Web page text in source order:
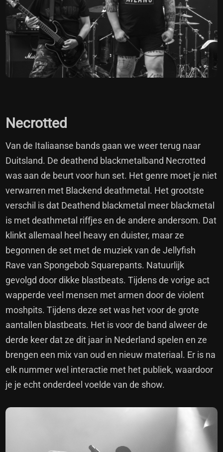
Necrotted
Van de Italiaanse bands gaan we weer terug naar
Duitsland. De deathend blackmetalband Necrotted
was aan de beurt voor hun set. Het genre moet je niet
verwarren met Blackend deathmetal. Het grootste
verschil is dat Deathend blackmetal meer blackmetal
is met deathmetal riffjes en de andere andersom. Dat
klinkt allemaal heel heavy en duister, maar ze
begonnen de set met de muziek van de Jellyfish
Rave van Spongebob Squarepants. Natuurlijk
gevolgd door dikke blastbeats. Tijdens de vorige act
wapperde veel mensen met armen door de violent
moshpits. Tijdens deze set was het voor de grote
aantallen blastbeats. Het is voor de band alweer de
derde keer dat ze dit jaar in Nederland spelen en ze
brengen een mix van oud en nieuw materiaal. Er is na
elk nummer wel interactie met het publiek, waardoor
je je echt onderdeel voelde van de show.